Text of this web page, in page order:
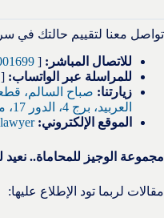
تواصل معنا لتقييم حالتك في
للاتصال المباشر: [
للمراسلة عبر الواتساب: [
زيارتنا:
العربيد، برج 4، الدور 17، مكتب 65.
الموقع الإلكتروني:
مجموعة الوجيز للمحاماة..
مقالات لربما تود الإطلاع عليها: